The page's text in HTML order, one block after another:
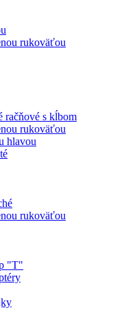
rukoväťou
s kĺbom
rukoväťou
hlavou
rukoväťou
"T"